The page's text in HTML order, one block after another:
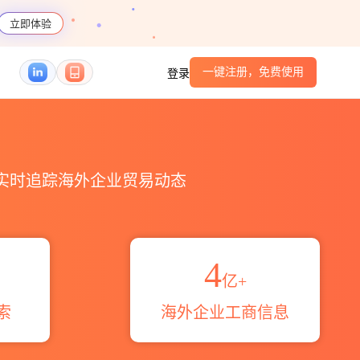
立即体验
登录 一键注册，免费使用
时追踪海外企业贸易动态
4亿+
海外企业工商信息